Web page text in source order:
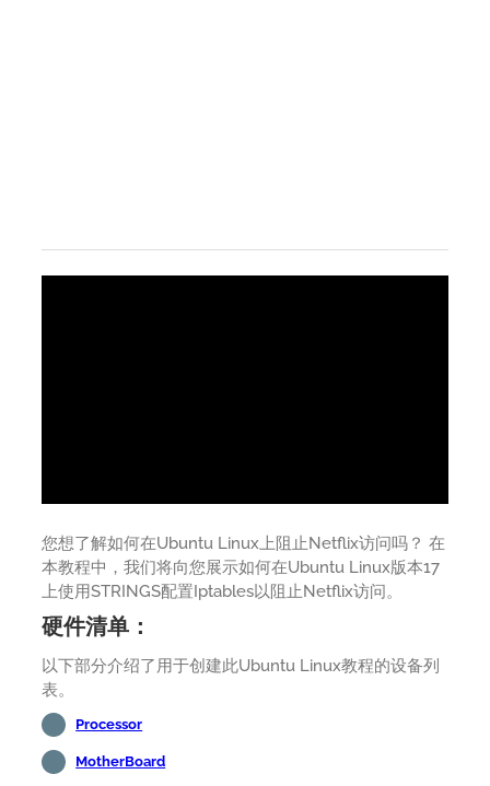
您想了解如何在Ubuntu Linux上阻止Netflix访问吗？ 在
本教程中，我们将向您展示如何在Ubuntu Linux版本17
上使用STRINGS配置Iptables以阻止Netflix访问。
硬件清单：
以下部分介绍了用于创建此Ubuntu Linux教程的设备列
表。
Processor
MotherBoard